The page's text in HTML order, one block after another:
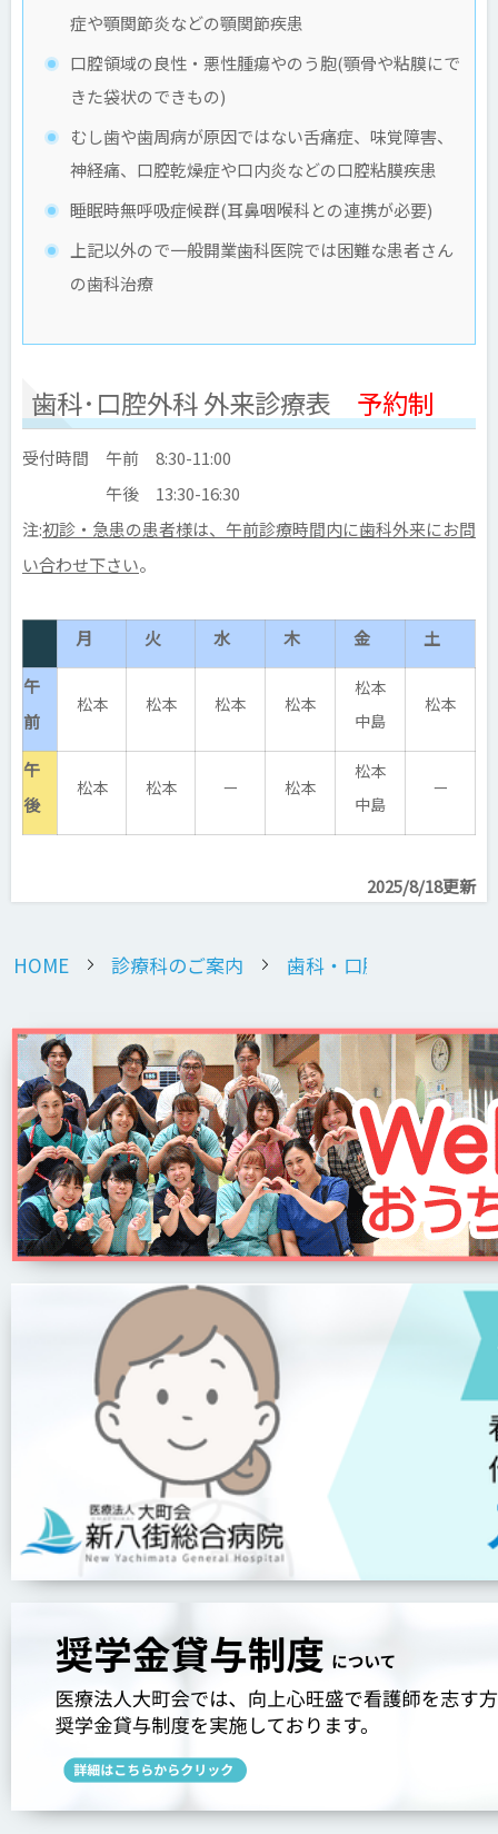
症や顎関節炎などの顎関節疾患
口腔領域の良性・悪性腫瘍やのう胞(顎骨や粘膜にで
きた袋状のできもの)
むし歯や歯周病が原因ではない舌痛症、味覚障害、
神経痛、口腔乾燥症や口内炎などの口腔粘膜疾患
睡眠時無呼吸症候群(耳鼻咽喉科との連携が必要)
上記以外ので一般開業歯科医院では困難な患者さん
の歯科治療
歯科･口腔外科 外来診療表 予約制
受付時間 午前 8:30-11:00
午後 13:30-16:30
注:初診・急患の患者様は、午前診療時間内に歯科外来にお問
い合わせ下さい。
月 火 水 木 金 土
午
前
松本 松本 松本 松本
松本
中島
松本
午
後
松本 松本 ー 松本
松本
中島
ー
2025/8/18更新
HOME 診療科のご案内 歯科・口腔外科 小児歯科